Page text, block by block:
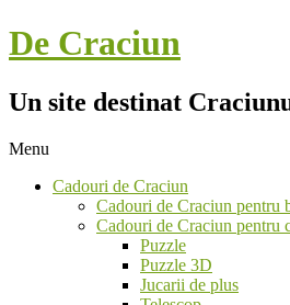
Skip
to
De Craciun
Un site destinat
Navigation
Menu
Cadouri de Craciun
Cadouri de Craciun pentru
Cadouri de Craciun pentru
Puzzle
Puzzle 3D
Jucarii de plus